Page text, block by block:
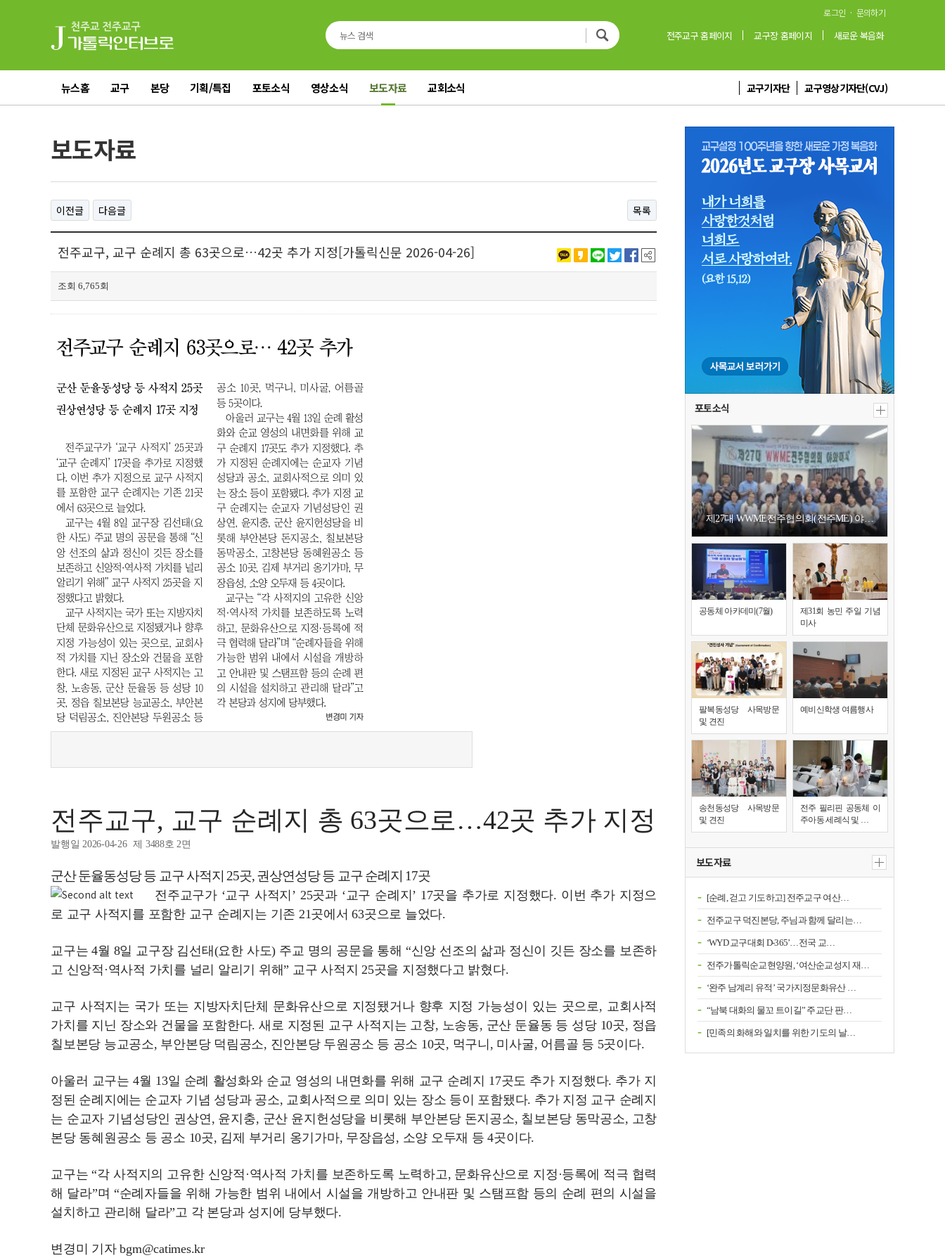
로그인 · 문의하기
전주교구 홈페이지 교구장 홈페이지 새로운 복음화
뉴스홈 교구 본당 기획/특집 포토소식 영상소식 보도자료 교회소식 교구기자단 교구영상기자단(CVJ)
보도자료
이전글 다음글 목록
전주교구, 교구 순례지 총 63곳으로…42곳 추가 지정[가톨릭신문 2026-04-26]
조회 6,765회
전주교구, 교구 순례지 총 63곳으로…42곳 추가 지정
발행일 2026-04-26 제 3488호 2면
군산 둔율동성당 등 교구 사적지 25곳, 권상연성당 등 교구 순례지 17곳
전주교구가 ‘교구 사적지’ 25곳과 ‘교구 순례지’ 17곳을 추가로 지정했다. 이번 추가 지정으
로 교구 사적지를 포함한 교구 순례지는 기존 21곳에서 63곳으로 늘었다.
교구는 4월 8일 교구장 김선태(요한 사도) 주교 명의 공문을 통해 “신앙 선조의 삶과 정신이 깃든 장소를 보존하
고 신앙적·역사적 가치를 널리 알리기 위해” 교구 사적지 25곳을 지정했다고 밝혔다.
교구 사적지는 국가 또는 지방자치단체 문화유산으로 지정됐거나 향후 지정 가능성이 있는 곳으로, 교회사적
가치를 지닌 장소와 건물을 포함한다. 새로 지정된 교구 사적지는 고창, 노송동, 군산 둔율동 등 성당 10곳, 정읍
칠보본당 능교공소, 부안본당 덕림공소, 진안본당 두원공소 등 공소 10곳, 먹구니, 미사굴, 어름골 등 5곳이다.
아울러 교구는 4월 13일 순례 활성화와 순교 영성의 내면화를 위해 교구 순례지 17곳도 추가 지정했다. 추가 지
정된 순례지에는 순교자 기념 성당과 공소, 교회사적으로 의미 있는 장소 등이 포함됐다. 추가 지정 교구 순례지
는 순교자 기념성당인 권상연, 윤지충, 군산 윤지헌성당을 비롯해 부안본당 돈지공소, 칠보본당 동막공소, 고창
본당 동혜원공소 등 공소 10곳, 김제 부거리 옹기가마, 무장읍성, 소양 오두재 등 4곳이다.
교구는 “각 사적지의 고유한 신앙적·역사적 가치를 보존하도록 노력하고, 문화유산으로 지정·등록에 적극 협력
해 달라”며 “순례자들을 위해 가능한 범위 내에서 시설을 개방하고 안내판 및 스탬프함 등의 순례 편의 시설을
설치하고 관리해 달라”고 각 본당과 성지에 당부했다.
변경미 기자 bgm@catimes.kr
포토소식
제27대 WWME전주협의회(전주ME) 야…
공동체 아카데미(7월)
제31회 농민 주일 기념
미사
팔복동성당 사목방문
및 견진
예비신학생 여름행사
송천동성당 사목방문
및 견진
전주 필리핀 공동체 이
주아동 세례식 및 …
보도자료
[순례, 걷고 기도하고] 전주교구 여산…
전주교구 덕진본당, 주님과 함께 달리는…
‘WYD 교구대회 D-365’…전국 교…
전주가톨릭순교현양원, ‘여산순교성지 재…
‘완주 남계리 유적’ 국가지정문화유산 …
“남북 대화의 물꼬 트이길” 주교단 판…
[민족의 화해와 일치를 위한 기도의 날…